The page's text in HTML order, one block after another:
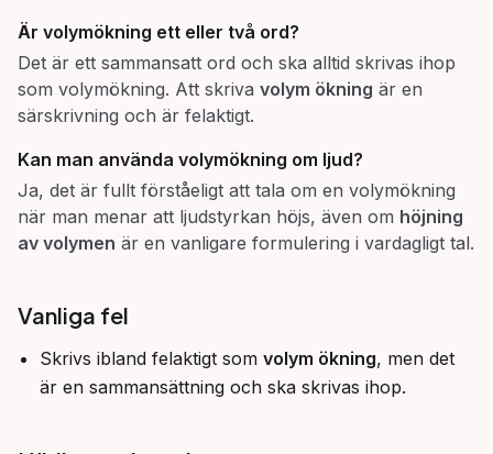
Är volymökning ett eller två ord?
Det är ett sammansatt ord och ska alltid skrivas ihop
som volymökning. Att skriva volym ökning är en
särskrivning och är felaktigt.
Kan man använda volymökning om ljud?
Ja, det är fullt förståeligt att tala om en volymökning
när man menar att ljudstyrkan höjs, även om höjning
av volymen är en vanligare formulering i vardagligt tal.
Vanliga fel
Skrivs ibland felaktigt som volym ökning, men det
är en sammansättning och ska skrivas ihop.